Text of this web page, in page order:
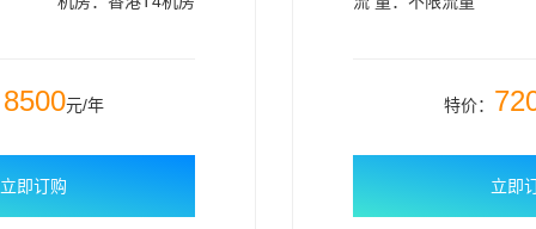
8500元/年
立即订购
特价：
立即